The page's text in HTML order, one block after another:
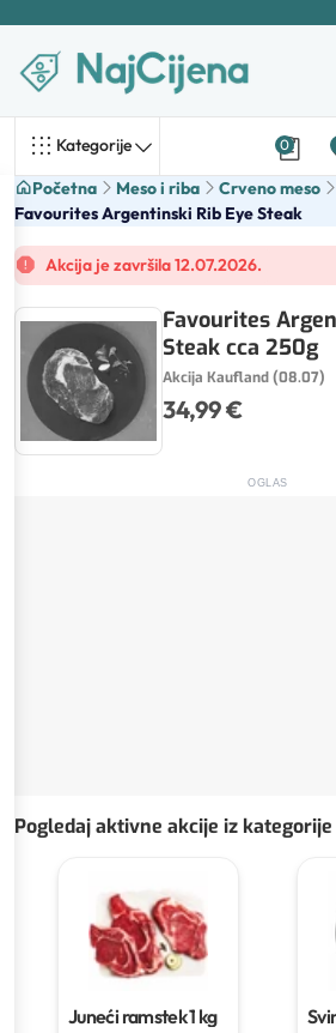
Kategorije 0
Početna Meso i riba
Crveno meso
Favourites Argentinski Rib Eye Steak
Akcija je završila 12.07.2026.
Favourites
Steak cca 250g
Akcija Kaufland (08.07)
34,99 €
OGLAS
Pogledaj aktivne akcije iz
Juneći ramstek1 kg